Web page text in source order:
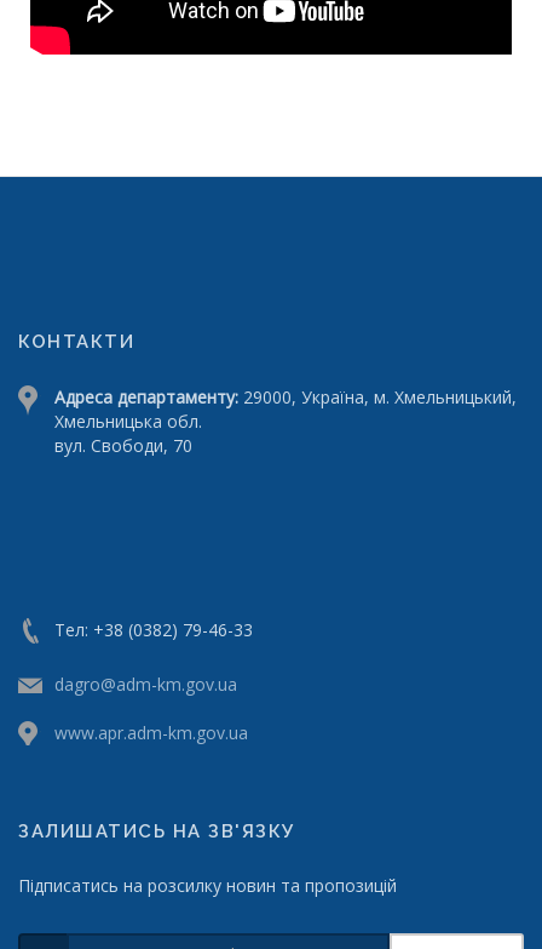
КОНТАКТИ
Адреса департаменту: 29000, Україна, м. Хмельницький,
Хмельницька обл.
вул. Свободи, 70
Тел: +38 (0382) 79-46-33
dagro@adm-km.gov.ua
www.apr.adm-km.gov.ua
ЗАЛИШАТИСЬ НА ЗВ'ЯЗКУ
Підписатись на розсилку новин та пропозицій